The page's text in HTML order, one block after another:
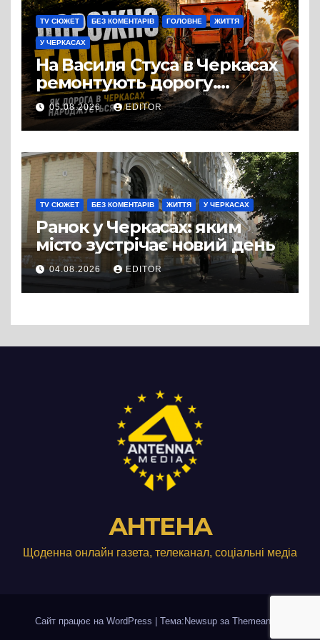
TV СЮЖЕТ БЕЗ КОМЕНТАРІВ ГОЛОВНЕ ЖИТТЯ
У ЧЕРКАСАХ
На Василя Стуса в Черкасах
ремонтують дорогу.
Роботи ведуться на ділянці
від провулка Івана Сірка до
вулиці Надпільної
05.08.2026 EDITOR
TV СЮЖЕТ БЕЗ КОМЕНТАРІВ ЖИТТЯ У ЧЕРКАСАХ
Ранок у Черкасах: яким
місто зустрічає новий день
04.08.2026 EDITOR
АНТЕНА
Щоденна онлайн газета, телеканал, соціальні медіа
Сайт працює на WordPress Тема:Newsup за Themeansar